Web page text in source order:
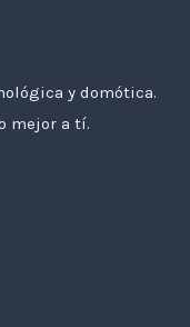
y domótica.
mejor a tí.